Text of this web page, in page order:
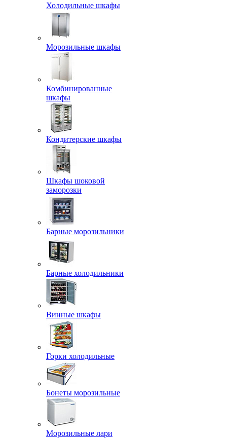
Холодильные шкафы
Морозильные шкафы
Комбинированные
шкафы
Кондитерские шкафы
Шкафы шоковой
заморозки
Барные морозильники
Барные холодильники
Винные шкафы
Горки холодильные
Бонеты морозильные
Морозильные лари